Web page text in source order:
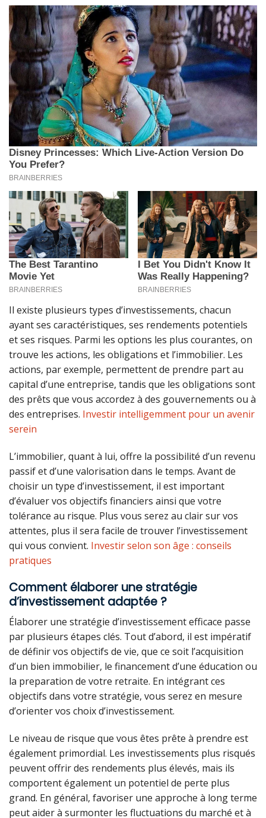
Il existe plusieurs types d’investissements, chacun
ayant ses caractéristiques, ses rendements potentiels
et ses risques. Parmi les options les plus courantes, on
trouve les actions, les obligations et l’immobilier. Les
actions, par exemple, permettent de prendre part au
capital d’une entreprise, tandis que les obligations sont
des prêts que vous accordez à des gouvernements ou à
des entreprises. Investir intelligemment pour un avenir
serein
L’immobilier, quant à lui, offre la possibilité d’un revenu
passif et d’une valorisation dans le temps. Avant de
choisir un type d’investissement, il est important
d’évaluer vos objectifs financiers ainsi que votre
tolérance au risque. Plus vous serez au clair sur vos
attentes, plus il sera facile de trouver l’investissement
qui vous convient. Investir selon son âge : conseils
pratiques
Comment élaborer une stratégie
d’investissement adaptée ?
Élaborer une stratégie d’investissement efficace passe
par plusieurs étapes clés. Tout d’abord, il est impératif
de définir vos objectifs de vie, que ce soit l’acquisition
d’un bien immobilier, le financement d’une éducation ou
la preparation de votre retraite. En intégrant ces
objectifs dans votre stratégie, vous serez en mesure
d’orienter vos choix d’investissement.
Le niveau de risque que vous êtes prête à prendre est
également primordial. Les investissements plus risqués
peuvent offrir des rendements plus élevés, mais ils
comportent également un potentiel de perte plus
grand. En général, favoriser une approche à long terme
peut aider à surmonter les fluctuations du marché et à